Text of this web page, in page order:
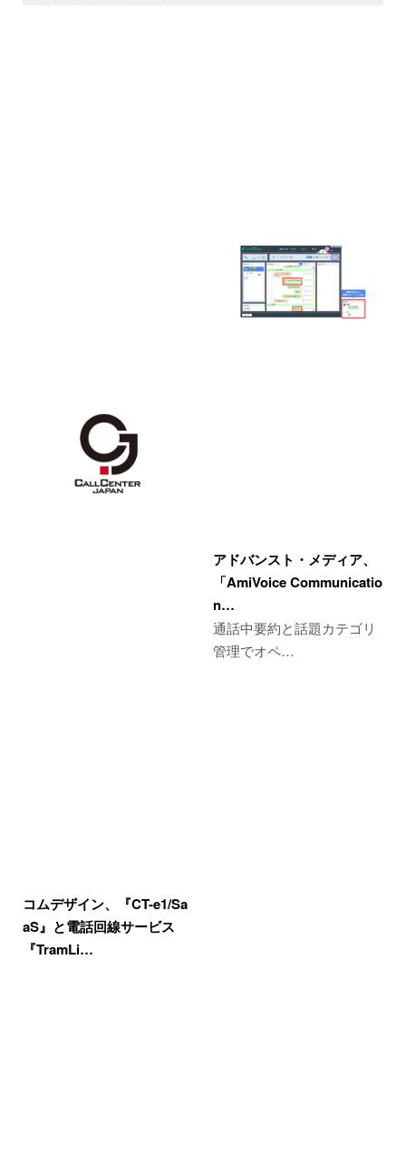
コムデザイン、『CT-e1/Sa
aS』と電話回線サービス
『TramLi…
アドバンスト・メディア、
「AmiVoice Communicatio
n…
通話中要約と話題カテゴリ
管理でオペ…